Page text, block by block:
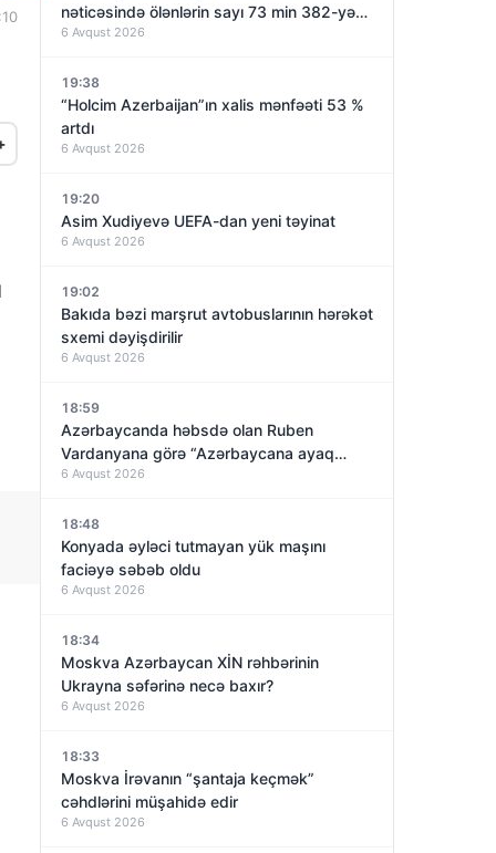
nəticəsində ölənlərin sayı 73 min 382-yə
çatıb
6 Avqust 2026
19:38
“Holcim Azerbaijan”ın xalis mənfəəti 53 %
artdı
6 Avqust 2026
19:20
Asim Xudiyevə UEFA-dan yeni təyinat
6 Avqust 2026
19:02
Bakıda bəzi marşrut avtobuslarının hərəkət
sxemi dəyişdirilir
6 Avqust 2026
18:59
Azərbaycanda həbsdə olan Ruben
Vardanyana görə “Azərbaycana ayaq
basmayacağını” dedi və…
6 Avqust 2026
18:48
Konyada əyləci tutmayan yük maşını
faciəyə səbəb oldu
6 Avqust 2026
18:34
Moskva Azərbaycan XİN rəhbərinin
Ukrayna səfərinə necə baxır?
6 Avqust 2026
18:33
Moskva İrəvanın “şantaja keçmək”
cəhdlərini müşahidə edir
6 Avqust 2026